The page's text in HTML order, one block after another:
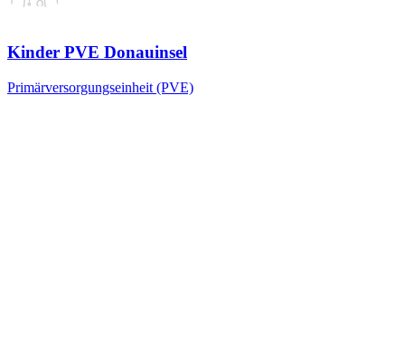
Kinder PVE Donauinsel
Primärversorgungseinheit (PVE)